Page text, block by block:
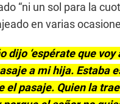
“ni un sol para la
en varias
dijo ‘espérate que
a mi hija. Estaba
el pasaje. Quien la